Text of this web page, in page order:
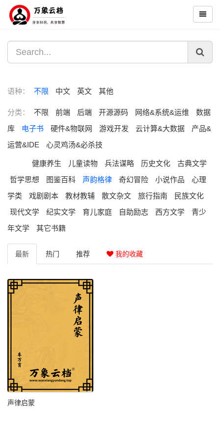
语种： 不限 中文 英文 其他
分类： 不限 前端 后端 开源源码 网络&系统&运维
数据
库
电子书 硬件&物联网 游戏开发 云计算&大数据
产品&
运营&IDE
心灵鸡汤&必杀技
健康养生 儿童读物 兵法谋略 历史文化
古典文学
哲学思想
图鉴百科 声韵格律 奇幻冒险 小说作品
心理
学类
戏剧剧本 教材教辅 散文杂文 旅行指南
民族文化
现代文学
纪实文学 育儿家庭 自助励志 西方文学
青少
年文学
其它书籍
最新 热门 推荐 我的收藏
声律启蒙